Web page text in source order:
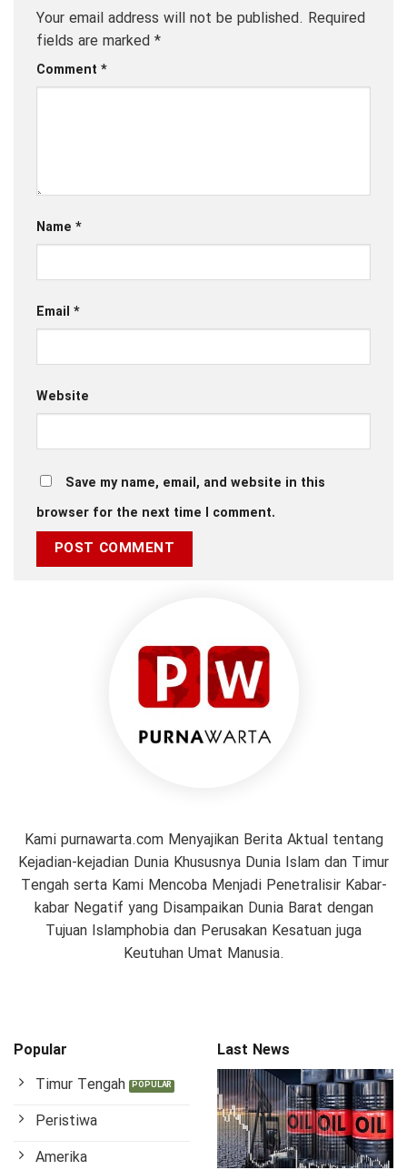
Your email address will not be published. Required
fields are marked *
Comment *
Name *
Email *
Website
Save my name, email, and website in this
browser for the next time I comment.
Kami purnawarta.com Menyajikan Berita Aktual tentang
Kejadian-kejadian Dunia Khususnya Dunia Islam dan Timur
Tengah serta Kami Mencoba Menjadi Penetralisir Kabar-
kabar Negatif yang Disampaikan Dunia Barat dengan
Tujuan Islamphobia dan Perusakan Kesatuan juga
Keutuhan Umat Manusia.
Popular
Timur Tengah
Peristiwa
Amerika
Last News